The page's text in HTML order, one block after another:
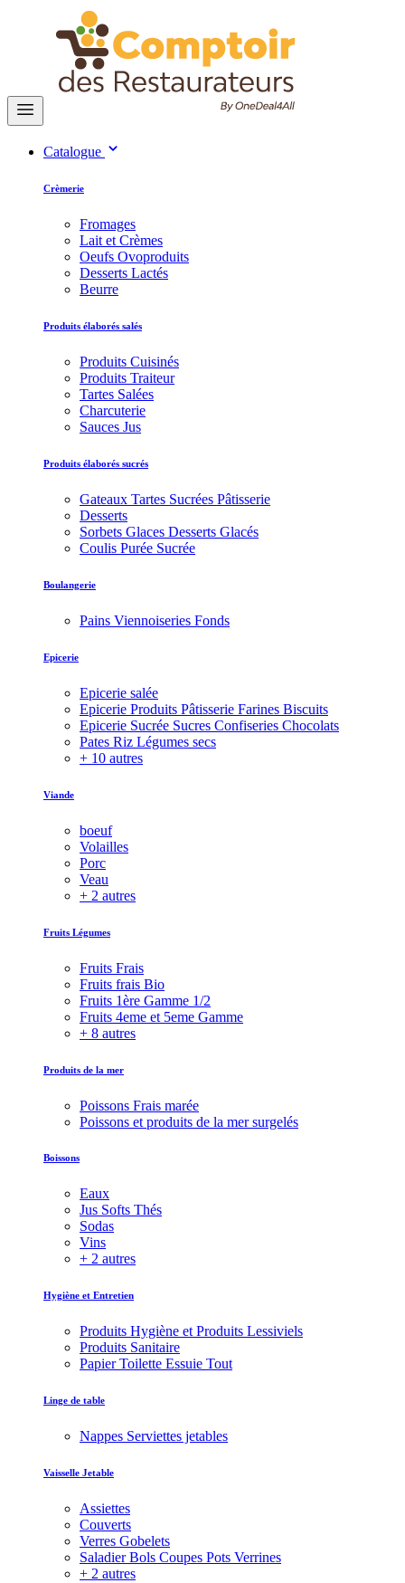
Catalogue
Crèmerie
Fromages
Lait et Crèmes
Oeufs Ovoproduits
Desserts Lactés
Beurre
Produits élaborés salés
Produits Cuisinés
Produits Traiteur
Tartes Salées
Charcuterie
Sauces Jus
Produits élaborés sucrés
Gateaux Tartes Sucrées Pâtisserie
Desserts
Sorbets Glaces Desserts Glacés
Coulis Purée Sucrée
Boulangerie
Pains Viennoiseries Fonds
Epicerie
Epicerie salée
Epicerie Produits Pâtisserie Farines Biscuits
Epicerie Sucrée Sucres Confiseries Chocolats
Pates Riz Légumes secs
+ 10 autres
Viande
boeuf
Volailles
Porc
Veau
+ 2 autres
Fruits Légumes
Fruits Frais
Fruits frais Bio
Fruits 1ère Gamme 1/2
Fruits 4eme et 5eme Gamme
+ 8 autres
Produits de la mer
Poissons Frais marée
Poissons et produits de la mer surgelés
Boissons
Eaux
Jus Softs Thés
Sodas
Vins
+ 2 autres
Hygiène et Entretien
Produits Hygiène et Produits Lessiviels
Produits Sanitaire
Papier Toilette Essuie Tout
Linge de table
Nappes Serviettes jetables
Vaisselle Jetable
Assiettes
Couverts
Verres Gobelets
Saladier Bols Coupes Pots Verrines
+ 2 autres